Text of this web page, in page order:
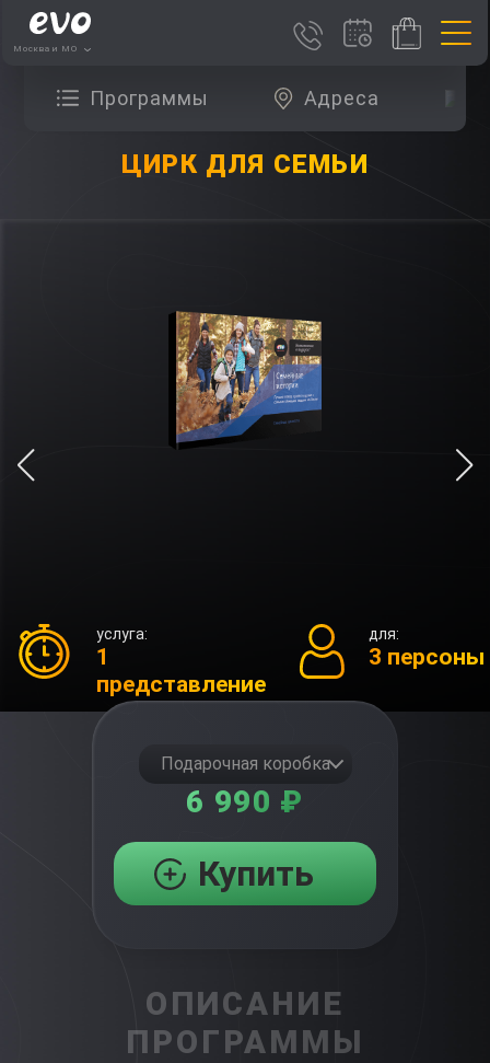
Москва и МО
Программы Адреса
ЦИРК ДЛЯ СЕМЬИ
услуга:
1
представление
для:
3 персоны
Подарочная коробка
6 990 ₽
Купить
ОПИСАНИЕ
ПРОГРАММЫ